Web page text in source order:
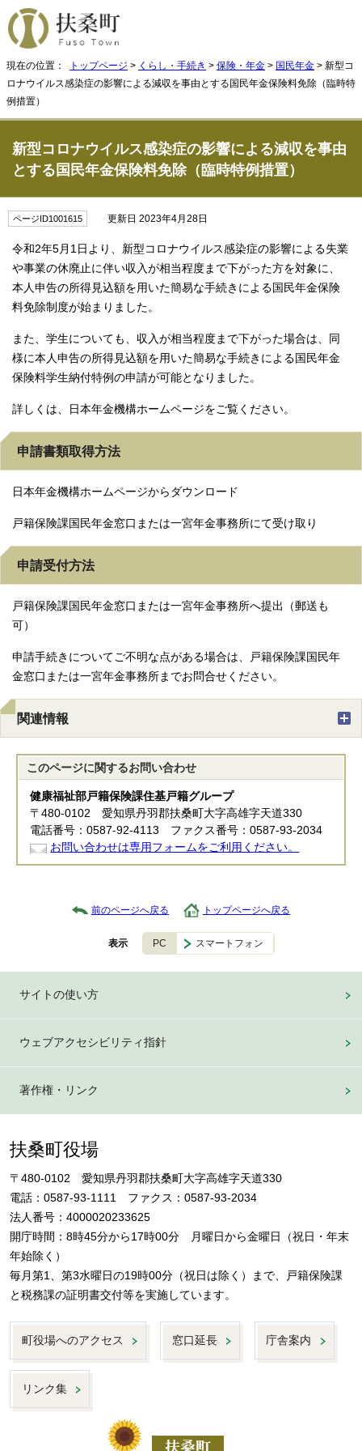
現在の位置： トップページ > くらし・手続き > 保険・年金 > 国民年金 > 新型コ
ロナウイルス感染症の影響による減収を事由とする国民年金保険料免除（臨時特
例措置）
新型コロナウイルス感染症の影響による減収を事由
とする国民年金保険料免除（臨時特例措置）
ページID1001615 更新日 2023年4月28日
令和2年5月1日より、新型コロナウイルス感染症の影響による失業
や事業の休廃止に伴い収入が相当程度まで下がった方を対象に、
本人申告の所得見込額を用いた簡易な手続きによる国民年金保険
料免除制度が始まりました。
また、学生についても、収入が相当程度まで下がった場合は、同
様に本人申告の所得見込額を用いた簡易な手続きによる国民年金
保険料学生納付特例の申請が可能となりました。
詳しくは、日本年金機構ホームページをご覧ください。
申請書類取得方法
日本年金機構ホームページからダウンロード
戸籍保険課国民年金窓口または一宮年金事務所にて受け取り
申請受付方法
戸籍保険課国民年金窓口または一宮年金事務所へ提出（郵送も
可）
申請手続きについてご不明な点がある場合は、戸籍保険課国民年
金窓口または一宮年金事務所までお問合せください。
関連情報
このページに関するお問い合わせ
健康福祉部戸籍保険課住基戸籍グループ
〒480-0102 愛知県丹羽郡扶桑町大字高雄字天道330
電話番号：0587-92-4113 ファクス番号：0587-93-2034
お問い合わせは専用フォームをご利用ください。
前のページへ戻る トップページへ戻る
表示 PC スマートフォン
サイトの使い方
ウェブアクセシビリティ指針
著作権・リンク
扶桑町役場
〒480-0102 愛知県丹羽郡扶桑町大字高雄字天道330
電話：0587-93-1111 ファクス：0587-93-2034
法人番号：4000020233625
開庁時間：8時45分から17時00分 月曜日から金曜日（祝日・年末
年始除く）
毎月第1、第3水曜日の19時00分（祝日は除く）まで、戸籍保険課
と税務課の証明書交付等を実施しています。
町役場へのアクセス 窓口延長 庁舎案内
リンク集